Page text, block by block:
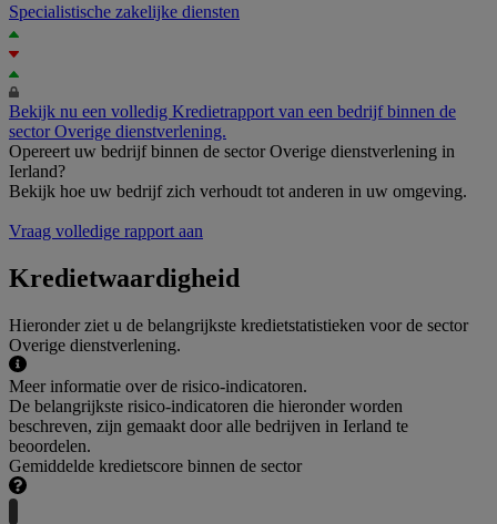
Specialistische zakelijke diensten
Bekijk nu een volledig Kredietrapport van een bedrijf binnen de
sector Overige dienstverlening.
Opereert uw bedrijf binnen de sector Overige dienstverlening in
Ierland?
Bekijk hoe uw bedrijf zich verhoudt tot anderen in uw omgeving.
Vraag volledige rapport aan
Kredietwaardigheid
Hieronder ziet u de belangrijkste kredietstatistieken voor de sector
Overige dienstverlening.
Meer informatie over de risico-indicatoren.
De belangrijkste risico-indicatoren die hieronder worden
beschreven, zijn gemaakt door alle bedrijven in Ierland te
beoordelen.
Gemiddelde kredietscore binnen de sector